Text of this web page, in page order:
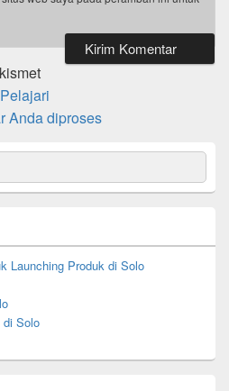
Pelajari
Anda diproses
Launching Produk di Solo
di Solo